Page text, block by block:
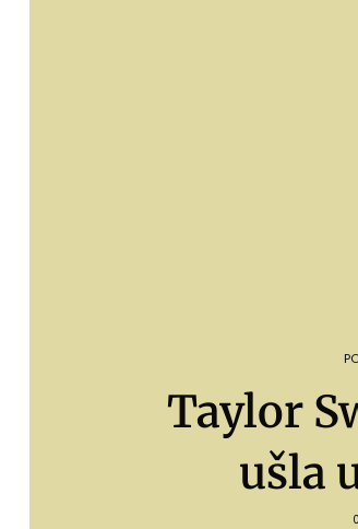
Taylor
ušla